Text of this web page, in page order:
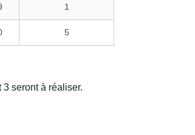
1
5
3 seront à réaliser.